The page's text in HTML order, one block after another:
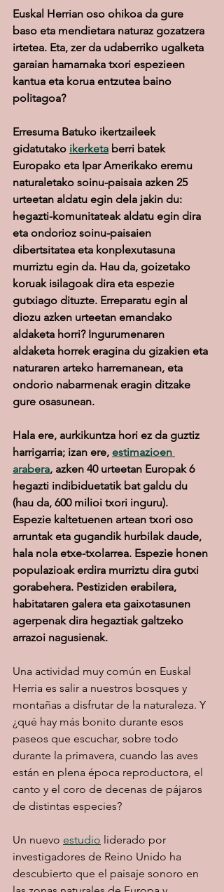
Euskal Herrian oso ohikoa da gure
baso eta mendietara naturaz gozatzera
irtetea. Eta, zer da udaberriko ugalketa
garaian hamarnaka txori espezieen
kantua eta korua entzutea baino
politagoa?
Erresuma Batuko ikertzaileek
gidatutako ikerketa berri batek
Europako eta Ipar Amerikako eremu
naturaletako soinu-paisaia azken 25
urteetan aldatu egin dela jakin du:
hegazti-komunitateak aldatu egin dira
eta ondorioz soinu-paisaien
dibertsitatea eta konplexutasuna
murriztu egin da. Hau da, goizetako
koruak isilagoak dira eta espezie
gutxiago dituzte. Erreparatu egin al
diozu azken urteetan emandako
aldaketa horri? Ingurumenaren
aldaketa horrek eragina du gizakien eta
naturaren arteko harremanean, eta
ondorio nabarmenak eragin ditzake
gure osasunean.
Hala ere, aurkikuntza hori ez da guztiz
harrigarria; izan ere, estimazioen
arabera, azken 40 urteetan Europak 6
hegazti indibiduetatik bat galdu du
(hau da, 600 milioi txori inguru).
Espezie kaltetuenen artean txori oso
arruntak eta gugandik hurbilak daude,
hala nola etxe-txolarrea. Espezie honen
populazioak erdira murriztu dira gutxi
gorabehera. Pestiziden erabilera,
habitataren galera eta gaixotasunen
agerpenak dira hegaztiak galtzeko
arrazoi nagusienak.
Una actividad muy común en Euskal
Herria es salir a nuestros bosques y
montañas a disfrutar de la naturaleza. Y
¿qué hay más bonito durante esos
paseos que escuchar, sobre todo
durante la primavera, cuando las aves
están en plena época reproductora, el
canto y el coro de decenas de pájaros
de distintas especies?
Un nuevo estudio liderado por
investigadores de Reino Unido ha
descubierto que el paisaje sonoro en